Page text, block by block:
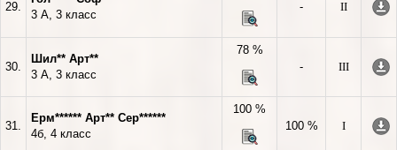
29.
3 А, 3 класс
-
II
30.
Шил** Арт**
3 А, 3 класс
78 %
-
III
31.
Ерм****** Арт** Сер******
4б, 4 класс
100 %
100 %
I